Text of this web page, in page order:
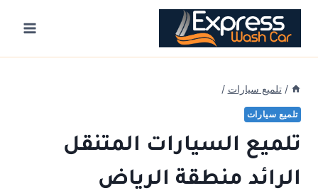
Skip
content
/ تلميع سيارات /
تلميع سيارات
تلميع السيارات المتنقل
الرائد منطقة الرياض